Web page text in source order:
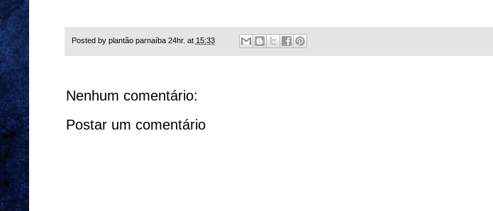
Posted by plantão parnaíba 24hr. at 15:33
Nenhum comentário:
Postar um comentário